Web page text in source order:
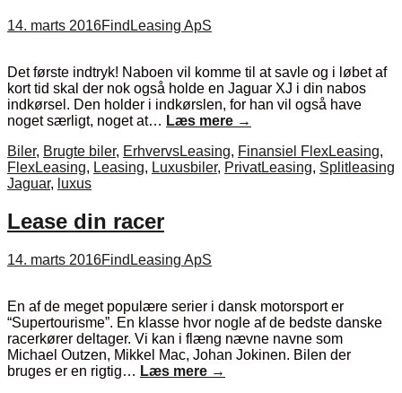
14. marts 2016FindLeasing ApS
Det første indtryk! Naboen vil komme til at savle og i løbet af
kort tid skal der nok også holde en Jaguar XJ i din nabos
indkørsel. Den holder i indkørslen, for han vil også have
noget særligt, noget at… Læs mere →
Biler, Brugte biler, ErhvervsLeasing, Finansiel FlexLeasing,
FlexLeasing, Leasing, Luxusbiler, PrivatLeasing, Splitleasing
Jaguar, luxus
Lease din racer
14. marts 2016FindLeasing ApS
En af de meget populære serier i dansk motorsport er
“Supertourisme”. En klasse hvor nogle af de bedste danske
racerkører deltager. Vi kan i flæng nævne navne som
Michael Outzen, Mikkel Mac, Johan Jokinen. Bilen der
bruges er en rigtig… Læs mere →